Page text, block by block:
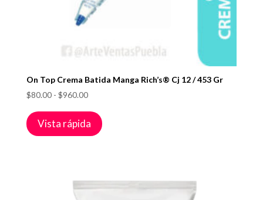
On Top Crema Batida Manga Rich’s® Cj 12 / 453 Gr
$80.00 - $960.00Rango
precios:
desde
Vista rápida